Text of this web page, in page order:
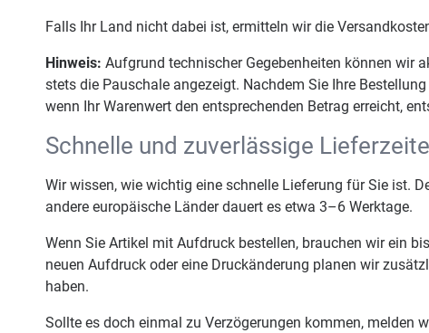
Falls Ihr Land nicht dabei ist, ermitteln wir die
Hinweis: Aufgrund technischer Gegebenheiten können wir
stets die Pauschale angezeigt. Nachdem Sie Ihre
wenn Ihr Warenwert den entsprechenden Betrag erreicht,
Schnelle und zuverlässige
Wir wissen, wie wichtig eine schnelle Lieferung für Sie ist.
andere europäische Länder dauert es etwa 3–6 Werktage.
Wenn Sie Artikel mit Aufdruck bestellen, brauchen wir ein
neuen Aufdruck oder eine Druckänderung planen wir
haben.
Sollte es doch einmal zu Verzögerungen kommen, melden